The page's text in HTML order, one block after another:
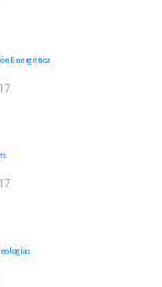
Energética